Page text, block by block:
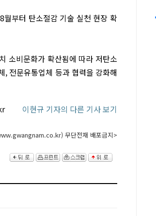
부터 탄소절감 기술 실천 현장 확
소비문화가 확산됨에 따라 저탄소
, 전문유통업체 등과 협력을 강화해
이현규 기자의 다른 기사 보기
무단전재 배포금지>